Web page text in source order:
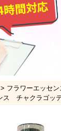
フラワーエッセン
ス チャクラゴッ